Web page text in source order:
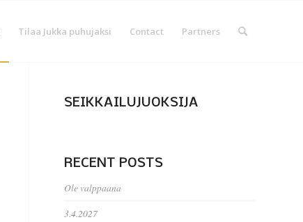
Tilaa Jukka puhujaksi Contact Partners
SEIKKAILUJUOKSIJA
RECENT POSTS
Ole valppaana
3.4.2027